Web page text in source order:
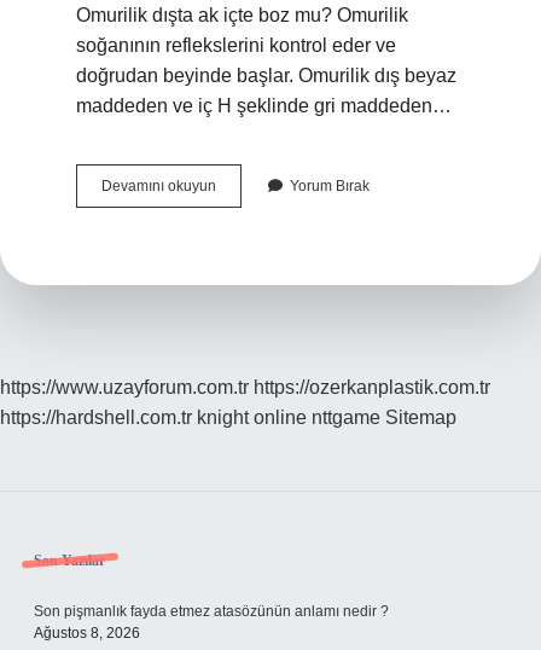
Omurilik dışta ak içte boz mu? Omurilik
soğanının reflekslerini kontrol eder ve
doğrudan beyinde başlar. Omurilik dış beyaz
maddeden ve iç H şeklinde gri maddeden…
Devamını okuyun
Içi
Yorum Bırak
https://www.uzayforum.com.tr https://ozerkanplastik.com.tr
https://hardshell.com.tr knight online nttgame Sitemap
Sidebar
Son Yazılar
Son pişmanlık fayda etmez atasözünün anlamı nedir ?
Ağustos 8, 2026